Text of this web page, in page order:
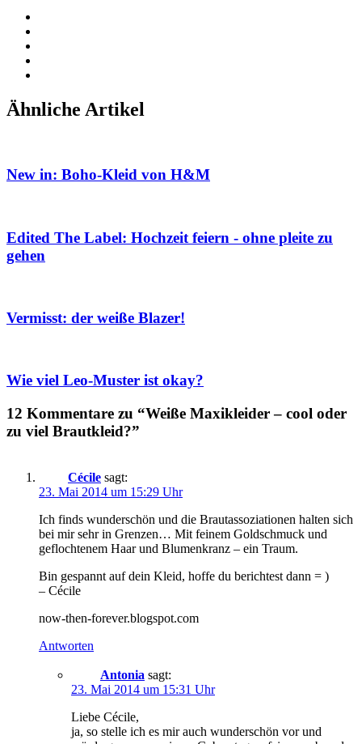
Ähnliche Artikel
New in: Boho-Kleid von H&M
Edited The Label: Hochzeit feiern - ohne pleite zu
gehen
Vermisst: der weiße Blazer!
Wie viel Leo-Muster ist okay?
12 Kommentare zu “Weiße Maxikleider – cool oder
zu viel Brautkleid?”
Cécile sagt:
23. Mai 2014 um 15:29 Uhr
Ich finds wunderschön und die Brautassoziationen halten sich
bei mir sehr in Grenzen… Mit feinem Goldschmuck und
geflochtenem Haar und Blumenkranz – ein Traum.
Bin gespannt auf dein Kleid, hoffe du berichtest dann = )
– Cécile
now-then-forever.blogspot.com
Antworten
Antonia sagt:
23. Mai 2014 um 15:31 Uhr
Liebe Cécile,
ja, so stelle ich es mir auch wunderschön vor und